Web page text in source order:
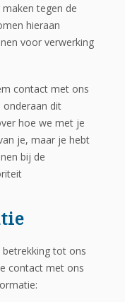
tegen de
hieraan
voor verwerking
contact met ons
onderaan dit
hoe we met je
je, maar je hebt
bij de
tot ons
contact met ons